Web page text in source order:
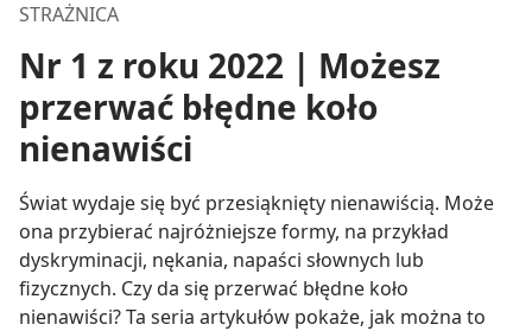
STRAŻNICA
Nr 1 z roku 2022 | Możesz
przerwać błędne koło
nienawiści
Świat wydaje się być przesiąknięty nienawiścią. Może
ona przybierać najróżniejsze formy, na przykład
dyskryminacji, nękania, napaści słownych lub
fizycznych. Czy da się przerwać błędne koło
nienawiści? Ta seria artykułów pokaże, jak można to